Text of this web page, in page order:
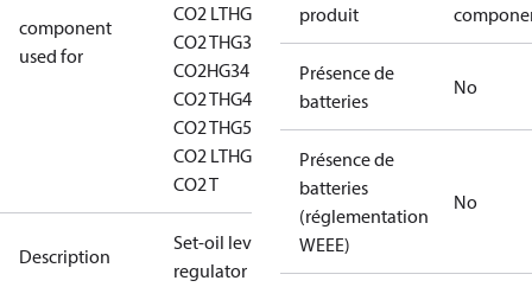
component
used for
CO2 LTHG24
CO2 THG34
CO2HG34
CO2 THG46
CO2 THG56
CO2 LTHG56
CO2 T
Description
Set-oil level
regulator
produit
Présence de
batteries
No
Présence de
batteries
(réglementation
WEEE)
No